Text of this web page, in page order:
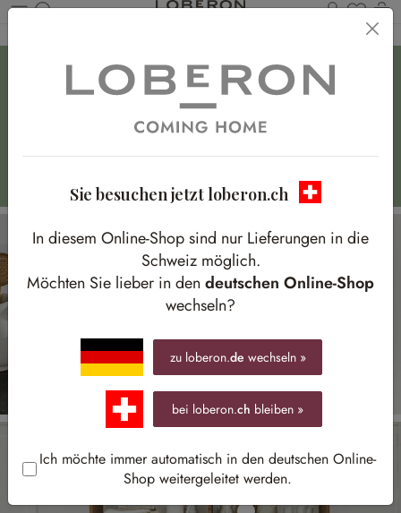
Du
Unsere neue
Frühlingsküche
Natürliche Materialien, sanfte Töne und Details mit
Sie besuchen jetzt loberon.ch
In diesem Online-Shop sind nur Lieferungen in die
Schweiz möglich.
Möchten Sie lieber in den deutschen Online-Shop
wechseln?
zu loberon.de wechseln »
bei loberon.ch bleiben »
Ich möchte immer automatisch in den deutschen Online-
Shop weitergeleitet werden.